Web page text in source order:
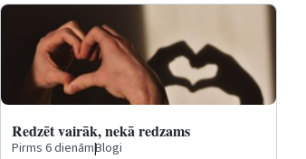
Redzēt vairāk, nekā redzams
Pirms 6 dienām|Blogi